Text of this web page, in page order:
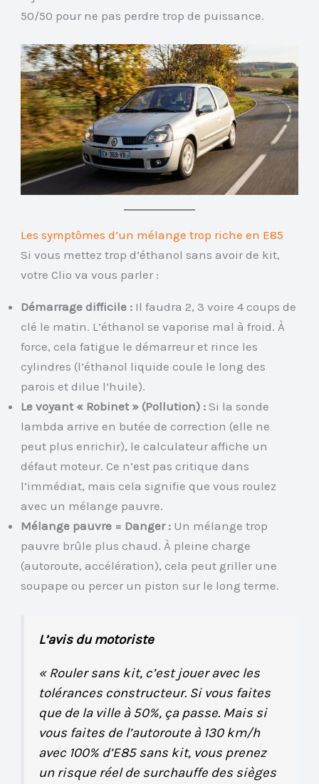
50/50 pour ne pas perdre trop de puissance.
Les symptômes d’un mélange trop riche en E85
Si vous mettez trop d’éthanol sans avoir de kit,
votre Clio va vous parler :
Démarrage difficile : Il faudra 2, 3 voire 4 coups de
clé le matin. L’éthanol se vaporise mal à froid. À
force, cela fatigue le démarreur et rince les
cylindres (l’éthanol liquide coule le long des
parois et dilue l’huile).
Le voyant « Robinet » (Pollution) : Si la sonde
lambda arrive en butée de correction (elle ne
peut plus enrichir), le calculateur affiche un
défaut moteur. Ce n’est pas critique dans
l’immédiat, mais cela signifie que vous roulez
avec un mélange pauvre.
Mélange pauvre = Danger : Un mélange trop
pauvre brûle plus chaud. À pleine charge
(autoroute, accélération), cela peut griller une
soupape ou percer un piston sur le long terme.
L’avis du motoriste
« Rouler sans kit, c’est jouer avec les
tolérances constructeur. Si vous faites
que de la ville à 50%, ça passe. Mais si
vous faites de l’autoroute à 130 km/h
avec 100% d’E85 sans kit, vous prenez
un risque réel de surchauffe des sièges